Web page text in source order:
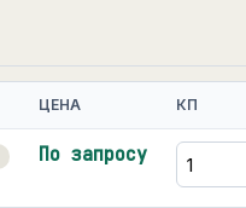
ЦЕНА КП
По запросу